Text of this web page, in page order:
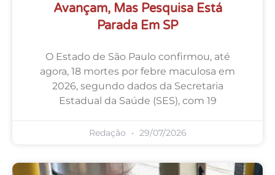
Avançam, Mas Pesquisa Está
Parada Em SP
O Estado de São Paulo confirmou, até
agora, 18 mortes por febre maculosa em
2026, segundo dados da Secretaria
Estadual da Saúde (SES), com 19
Redação 29/07/2026